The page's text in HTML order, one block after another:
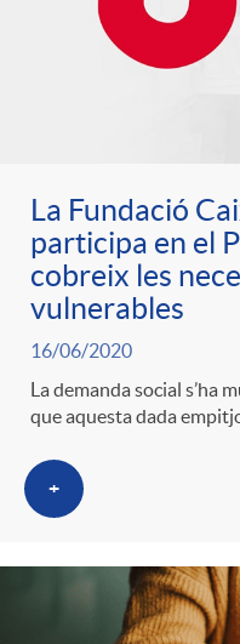
La Fundació
participa en el
cobreix les
vulnerables
16/06/2020
La demanda social s’ha
que aquesta dada
+